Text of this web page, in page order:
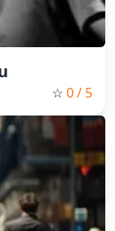
☆ 0/ 5